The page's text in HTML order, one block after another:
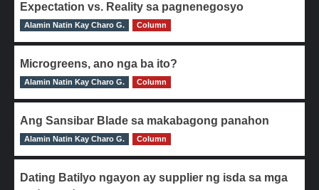
Expectation vs. Reality sa pagnenegosyo
0
Alamin Natin Kay Charo G. Column
Microgreens, ano nga ba ito?
0
Alamin Natin Kay Charo G. Column
Ang Sansibar Blade sa makabagong panahon
0
Alamin Natin Kay Charo G. Column
Dating Batilyo ngayon ay supplier ng isda sa mga